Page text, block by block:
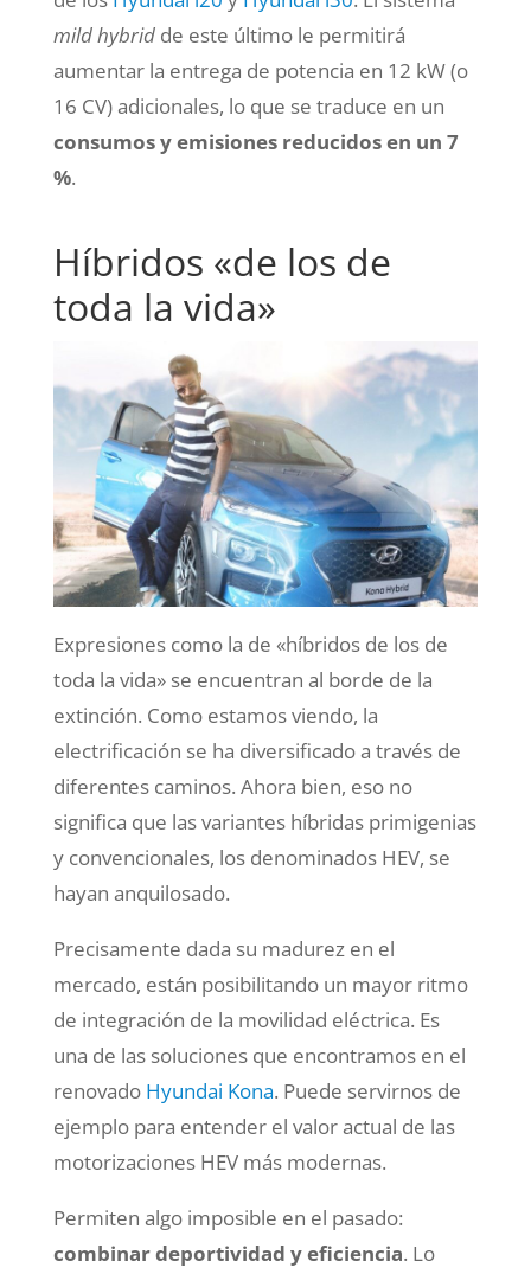
mild hybridde este último le permitirá
aumentar la entrega de potencia en 12 kW (o
16 CV) adicionales, lo que se traduce en un
consumos y emisiones reducidos en un 7
%.
Híbridos «de los de
toda la vida»
Expresiones como la de «híbridos de los de
toda la vida» se encuentran al borde de la
extinción. Como estamos viendo, la
electrificación se ha diversificado a través de
diferentes caminos. Ahora bien, eso no
significa que las variantes híbridas primigenias
y convencionales, los denominados HEV, se
hayan anquilosado.
Precisamente dada su madurez en el
mercado, están posibilitando un mayor ritmo
de integración de la movilidad eléctrica. Es
una de las soluciones que encontramos en el
renovado Hyundai Kona. Puede servirnos de
ejemplo para entender el valor actual de las
motorizaciones HEV más modernas.
Permiten algo imposible en el pasado:
combinar deportividad y eficiencia. Lo